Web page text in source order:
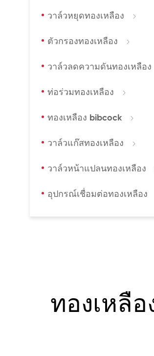
วาล์วหยุดทองเหลือง 
ตัวกรองทองเหลือง 
วาล์วลดความดันทองเหลือง
ท่อร่วมทองเหลือง 
ทองเหลือง bibcock 
วาล์วแก๊สทองเหลือง 
วาล์วหน้าแปลนทองเหลือง
อุปกรณ์เชื่อมต่อทองเหลือง
ทองเหลื